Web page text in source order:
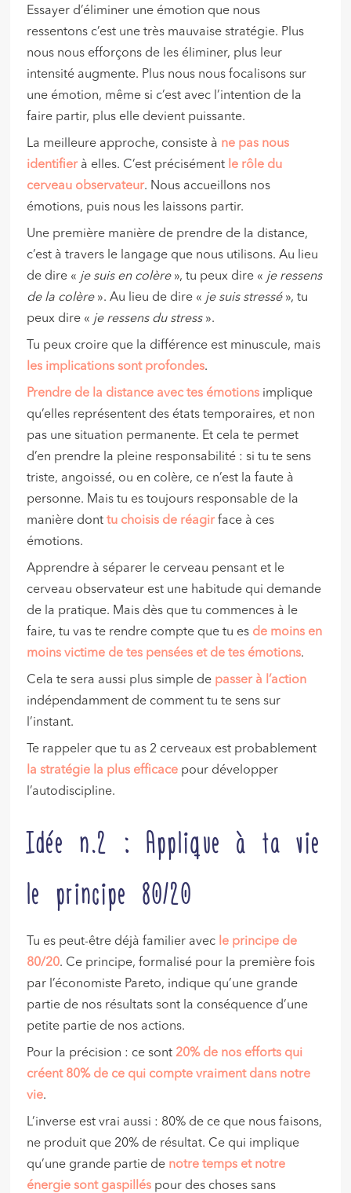
Essayer d’éliminer une émotion que nous
ressentons c’est une très mauvaise stratégie. Plus
nous nous efforçons de les éliminer, plus leur
intensité augmente. Plus nous nous focalisons sur
une émotion, même si c’est avec l’intention de la
faire partir, plus elle devient puissante.
La meilleure approche, consiste à ne pas nous
identifierà elles. C’est précisément le rôle du
cerveau observateur. Nous accueillons nos
émotions, puis nous les laissons partir.
Une première manière de prendre de la distance,
c’est à travers le langage que nous utilisons. Au lieu
de dire « je suis en colère», tu peux dire « je ressens
de la colère». Au lieu de dire « je suis stressé», tu
peux dire « je ressens du stress ».
Tu peux croire que la différence est minuscule, mais
les implications sont profondes.
Prendre de la distance avec tes émotions implique
qu’elles représentent des états temporaires, et non
pas une situation permanente. Et cela te permet
d’en prendre la pleine responsabilité : si tu te sens
triste, angoissé, ou en colère, ce n’est la faute à
personne. Mais tu es toujours responsable de la
manière donttu choisis de réagirface à ces
émotions.
Apprendre à séparer le cerveau pensant et le
cerveau observateur est une habitude qui demande
de la pratique. Mais dès que tu commences à le
faire, tu vas te rendre compte que tu es de moins en
moins victime de tes pensées et de tes émotions.
Cela te sera aussi plus simple de passer à l’action
indépendamment de comment tu te sens sur
l’instant.
Te rappeler que tu as 2 cerveaux est probablement
la stratégie la plus efficace pour développer
l’autodiscipline.
Idée n.2 : Applique à ta vie
le principe 80/20
Tu es peut-être déjà familier avec le principe de
80/20. Ce principe, formalisé pour la première fois
par l’économiste Pareto, indique qu’une grande
partie de nos résultats sont la conséquence d’une
petite partie de nos actions.
Pour la précision : ce sont20% de nos efforts qui
créent 80% de ce qui compte vraiment dans notre
vie.
L’inverse est vrai aussi : 80% de ce que nous faisons,
ne produit que 20% de résultat. Ce qui implique
qu’une grande partie de notre temps et notre
énergie sont gaspillés pour des choses sans